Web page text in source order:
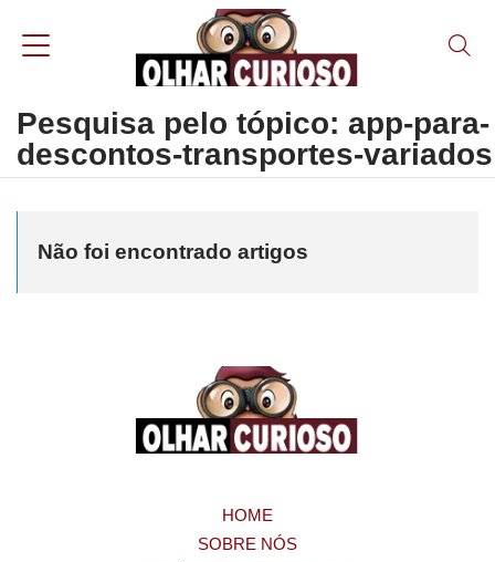
Pesquisa pelo tópico: app-para-
descontos-transportes-variados
Não foi encontrado artigos
HOME
SOBRE NÓS